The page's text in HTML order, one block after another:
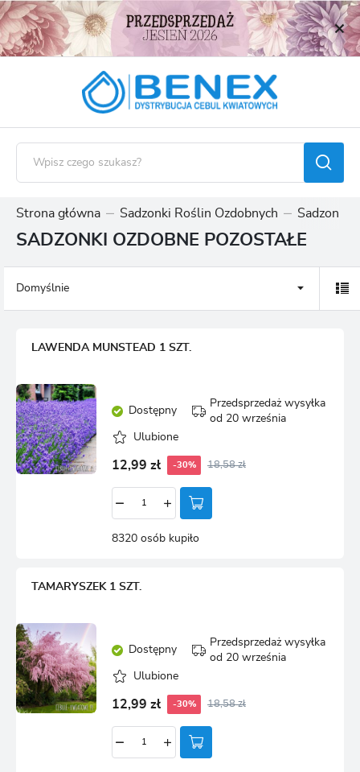
Strona główna Sadzonki Roślin Ozdobnych Sadzonki
SADZONKI OZDOBNE POZOSTAŁE
Domyślnie
LAWENDA MUNSTEAD 1 SZT.
Dostępny
Przedsprzedaż wysyłka
od 20 września
Ulubione
12,99 zł -30% 18,58 zł
8320 osób kupiło
TAMARYSZEK 1 SZT.
Dostępny
Przedsprzedaż wysyłka
od 20 września
Ulubione
12,99 zł -30% 18,58 zł
USTAWIENIA REGIONALNE
Język
Waluta